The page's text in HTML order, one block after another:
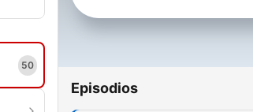
50
Episodios